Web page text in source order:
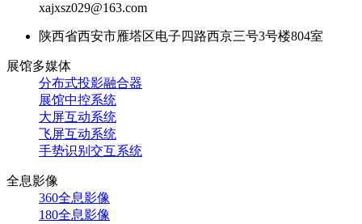
xajxsz029@163.com
陕西省西安市雁塔区电子四路西京三号3号楼804室
展馆多媒体
分布式投影融合器
展馆中控系统
大屏互动系统
飞屏互动系统
手势识别交互系统
全息影像
360全息影像
180全息影像